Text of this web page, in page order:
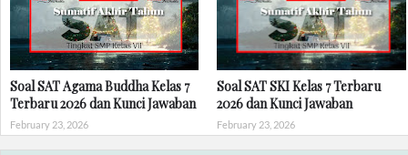
Soal SAT Agama Buddha Kelas 7
Terbaru 2026 dan Kunci Jawaban
February 23, 2026
Soal SAT SKI Kelas 7 Terbaru
2026 dan Kunci Jawaban
February 23, 2026